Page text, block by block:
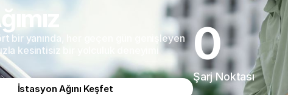
bir yanında, her geçen gün genişleyen
kesintisiz bir yolculuk deneyimi
İstasyon Ağını Keşfet
0
Şarj Noktası